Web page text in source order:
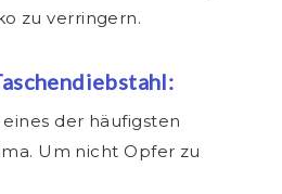
zu verringern.
der häufigsten
Um nicht Opfer zu